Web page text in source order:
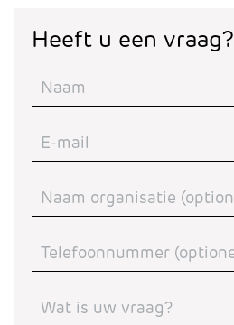
Heeft u een vraag?